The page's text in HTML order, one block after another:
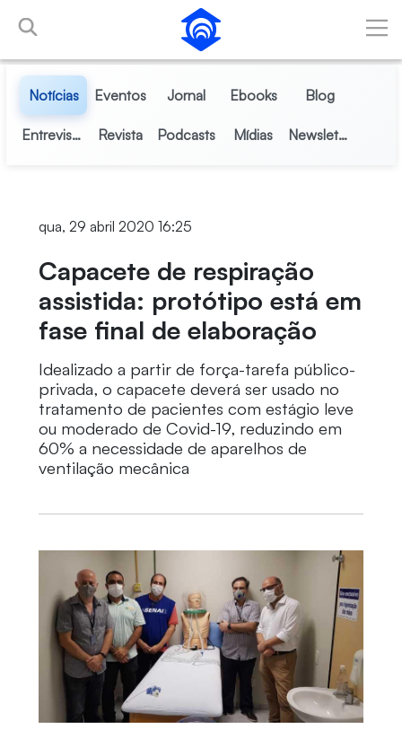
Pular para o Conteúdo principal
Notícias Eventos Jornal Ebooks Blog
Entrevistas Revista Podcasts Mídias Newsletter
qua, 29 abril 2020 16:25
Capacete de respiração
assistida: protótipo está em
fase final de elaboração
Idealizado a partir de força-tarefa público-
privada, o capacete deverá ser usado no
tratamento de pacientes com estágio leve
ou moderado de Covid-19, reduzindo em
60% a necessidade de aparelhos de
ventilação mecânica